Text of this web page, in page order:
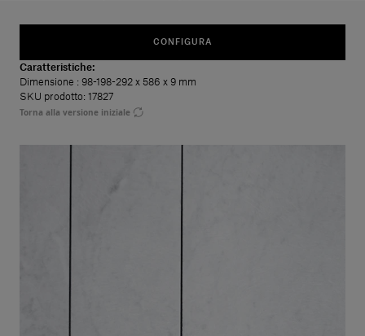
CONFIGURA
Caratteristiche:
Dimensione : 98-198-292 x 586 x 9 mm
SKU prodotto: 17827
Torna alla versione iniziale